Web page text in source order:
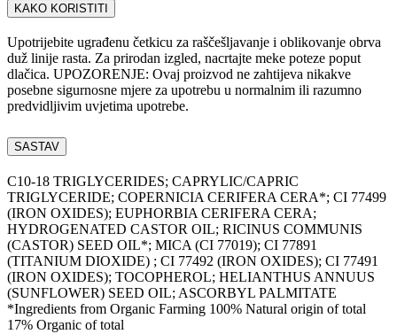
KAKO KORISTITI
Upotrijebite ugrađenu četkicu za raščešljavanje i oblikovanje obrva
duž linije rasta. Za prirodan izgled, nacrtajte meke poteze poput
dlačica. UPOZORENJE: Ovaj proizvod ne zahtijeva nikakve
posebne sigurnosne mjere za upotrebu u normalnim ili razumno
predvidljivim uvjetima upotrebe.
SASTAV
C10-18 TRIGLYCERIDES; CAPRYLIC/CAPRIC
TRIGLYCERIDE; COPERNICIA CERIFERA CERA*; CI 77499
(IRON OXIDES); EUPHORBIA CERIFERA CERA;
HYDROGENATED CASTOR OIL; RICINUS COMMUNIS
(CASTOR) SEED OIL*; MICA (CI 77019); CI 77891
(TITANIUM DIOXIDE) ; CI 77492 (IRON OXIDES); CI 77491
(IRON OXIDES); TOCOPHEROL; HELIANTHUS ANNUUS
(SUNFLOWER) SEED OIL; ASCORBYL PALMITATE
*Ingredients from Organic Farming 100% Natural origin of total
17% Organic of total